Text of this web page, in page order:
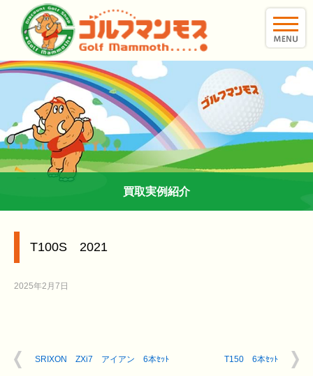
買取実例紹介
T100S 2021
2025年2月7日
SRIXON ZXi7 アイアン 6本ｾｯﾄ T150 6本ｾｯﾄ